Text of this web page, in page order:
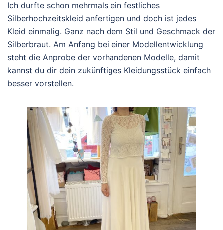
Ich durfte schon mehrmals ein festliches
Silberhochzeitskleid anfertigen und doch ist jedes
Kleid einmalig. Ganz nach dem Stil und Geschmack der
Silberbraut. Am Anfang bei einer Modellentwicklung
steht die Anprobe der vorhandenen Modelle, damit
kannst du dir dein zukünftiges Kleidungsstück einfach
besser vorstellen.